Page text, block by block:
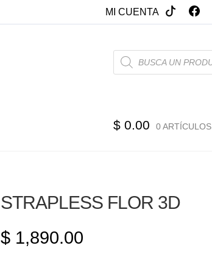
MI CUENTA
PRODUCTS
SEARCH
$0.00 0 ARTÍCULOS
STRAPLESS FLOR 3D
$1,890.00